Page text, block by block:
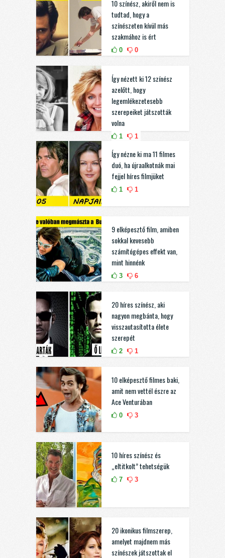
10 színész, akiről nem is
tudtad, hogy a
színészeten kívül más
szakmához is ért
0 0
Így nézett ki 12 színész
azelőtt, hogy
legemlékezetesebb
szerepeiket játszották
volna
1 1
Így nézne ki ma 11 filmes
duó, ha újraalkotnák mai
fejjel híres filmjüket
1 1
9 elképesztő film, amiben
sokkal kevesebb
számítógépes effekt van,
mint hinnénk
3 6
20 híres színész, aki
nagyon megbánta, hogy
visszautasította élete
szerepét
2 1
10 elképesztő filmes baki,
amit nem vettél észre az
Ace Venturában
0 3
10 híres színész és
„eltitkolt” tehetségük
7 3
20 ikonikus filmszerep,
amelyet majdnem más
színészek játszottak el